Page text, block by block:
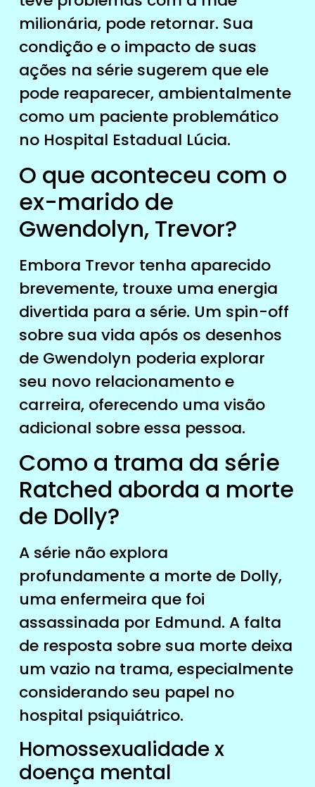
milionária, pode retornar. Sua
condição e o impacto de suas
ações na série sugerem que ele
pode reaparecer, ambientalmente
como um paciente problemático
no Hospital Estadual Lúcia.
O que aconteceu com o
ex-marido de
Gwendolyn, Trevor?
Embora Trevor tenha aparecido
brevemente, trouxe uma energia
divertida para a série. Um spin-off
sobre sua vida após os desenhos
de Gwendolyn poderia explorar
seu novo relacionamento e
carreira, oferecendo uma visão
adicional sobre essa pessoa.
Como a trama da série
Ratched aborda a morte
de Dolly?
A série não explora
profundamente a morte de Dolly,
uma enfermeira que foi
assassinada por Edmund. A falta
de resposta sobre sua morte deixa
um vazio na trama, especialmente
considerando seu papel no
hospital psiquiátrico.
Homossexualidade x
doença mental